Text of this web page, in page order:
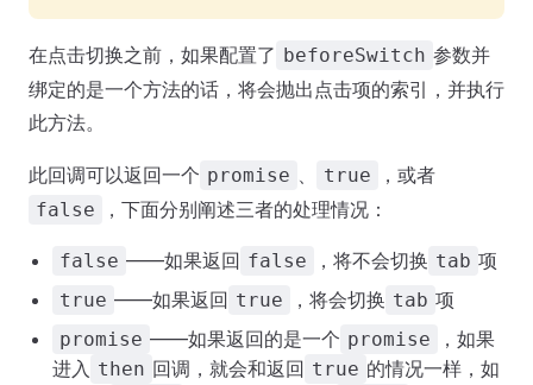
在点击切换之前，如果配置了 beforeSwitch 参数并
绑定的是一个方法的话，将会抛出点击项的索引，并执行
此方法。
此回调可以返回一个 promise 、 true ，或者
false ，下面分别阐述三者的处理情况：
false ——如果返回 false ，将不会切换 tab 项
true ——如果返回 true ，将会切换 tab 项
promise ——如果返回的是一个 promise
，如果
进入 then 回调，就会和返回 true 的情况一样，如